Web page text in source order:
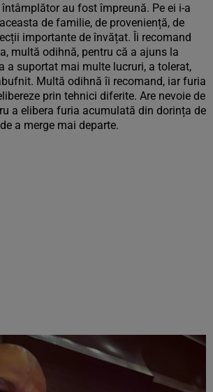
întâmplător au fost împreună. Pe ei i-a
de familie, de proveniență, de
importante de învățat. Îi recomand
multă odihnă, pentru că a ajuns la
a suportat mai multe lucruri, a tolerat,
Multă odihnă îi recomand, iar furia
prin tehnici diferite. Are nevoie de
a elibera furia acumulată din dorința de
a merge mai departe.